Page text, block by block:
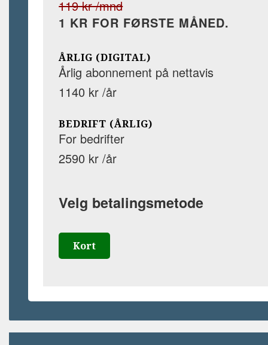
119 kr /mnd
1 KR FOR FØRSTE MÅNED.
ÅRLIG (DIGITAL)
Årlig abonnement på nettavis
1140 kr /år
BEDRIFT (ÅRLIG)
For bedrifter
2590 kr /år
Velg betalingsmetode
Kort